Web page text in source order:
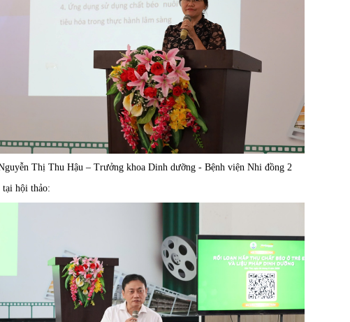
Thị Thu Hậu – Trưởng khoa Dinh dưỡng - Bệnh viện Nhi đồng 2
tại hội thảo: